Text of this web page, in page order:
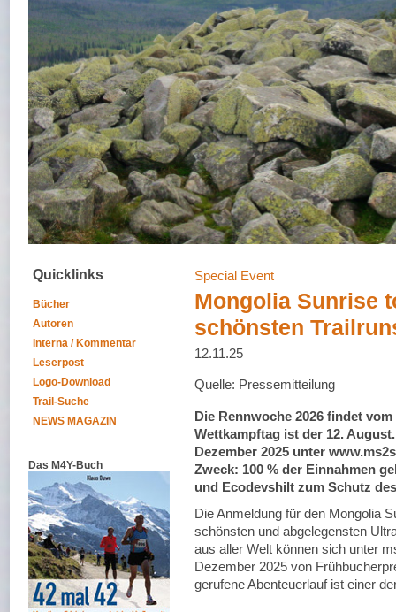
Quicklinks
Bücher
Autoren
Interna / Kommentar
Leserpost
Logo-Download
Trail-Suche
NEWS MAGAZIN
Das M4Y-Buch
Special Event
Mongolia Sunrise
schönsten
12.11.25
Quelle: Pressemitteilung
Die Rennwoche 2026 findet
Wettkampftag ist der 12.
Dezember 2025 unter
Zweck: 100 % der Einnahmen
und Ecodevshilt zum Schutz
Die Anmeldung für den Mongolia
schönsten und abgelegensten
aus aller Welt können sich unter
Dezember 2025 von
gerufene Abenteuerlauf ist einer